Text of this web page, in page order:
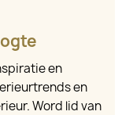
en
en
Word lid van